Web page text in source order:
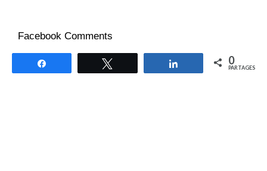
Facebook Comments
Partagez 0
PARTAGES